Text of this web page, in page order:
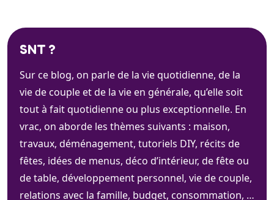
SNT ?
Sur ce blog, on parle de la vie quotidienne, de la
vie de couple et de la vie en générale, qu’elle soit
tout à fait quotidienne ou plus exceptionnelle. En
vrac, on aborde les thèmes suivants : maison,
travaux, déménagement, tutoriels DIY, récits de
fêtes, idées de menus, déco d’intérieur, de fête ou
de table, développement personnel, vie de couple,
relations avec la famille, budget, consommation, …